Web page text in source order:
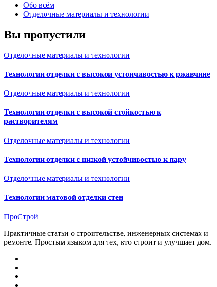
Обо всём
Отделочные материалы и технологии
Вы пропустили
Отделочные материалы и технологии
Технологии отделки с высокой устойчивостью к ржавчине
Отделочные материалы и технологии
Технологии отделки с высокой стойкостью к
растворителям
Отделочные материалы и технологии
Технологии отделки с низкой устойчивостью к пару
Отделочные материалы и технологии
Технологии матовой отделки стен
ПроСтрой
Практичные статьи о строительстве, инженерных системах и
ремонте. Простым языком для тех, кто строит и улучшает дом.